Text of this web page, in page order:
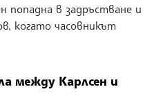
попадна в задръстване и
когато часовникът
между Карлсен и